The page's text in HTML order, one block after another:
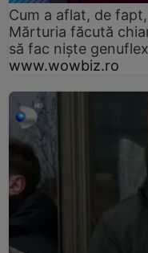
Cum a aflat, de
Mărturia făcută
să fac niște
www.wowbiz.ro